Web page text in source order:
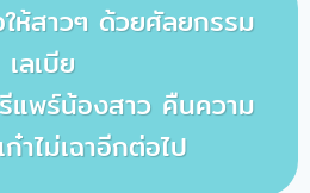
ห้สาวๆ ด้วยศัลยกรรม
เลเบีย
แพร์น้องสาว คืนความ
าไม่เฉาอีกต่อไป